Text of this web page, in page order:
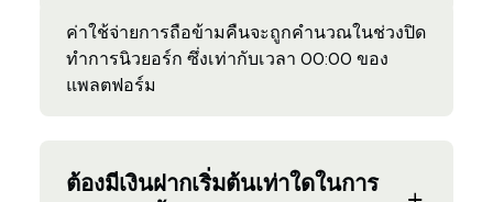
ค่าใช้จ่ายการถือข้ามคืนจะถูกคำนวณในช่วงปิด
ทำการนิวยอร์ก ซึ่งเท่ากับเวลา 00:00 ของ
แพลตฟอร์ม
ต้องมีเงินฝากเริ่มต้นเท่าใดในการ